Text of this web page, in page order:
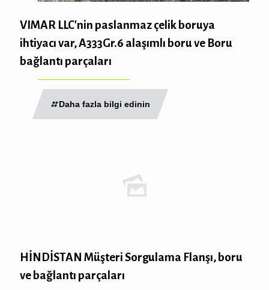
VIMAR LLC'nin paslanmaz çelik boruya
ihtiyacı var, A333Gr.6 alaşımlı boru ve Boru
bağlantı parçaları
Daha fazla bilgi edinin
HİNDİSTAN Müşteri Sorgulama Flanşı, boru
ve bağlantı parçaları